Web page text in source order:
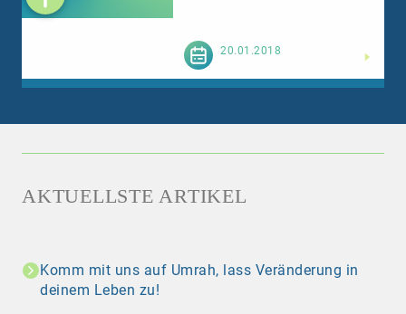
20.01.2018
AKTUELLSTE ARTIKEL
Komm mit uns auf Umrah, lass Veränderung in
deinem Leben zu!